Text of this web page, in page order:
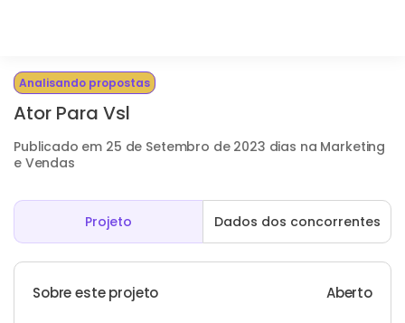
Analisando propostas
Ator Para Vsl
Publicado em 25 de Setembro de 2023 dias na Marketing
e Vendas
Projeto Dados dos concorrentes
Sobre este projeto Aberto